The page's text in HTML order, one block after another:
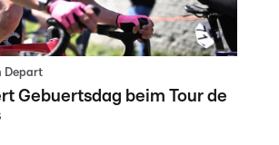
Depart
Gebuertsdag beim Tour de